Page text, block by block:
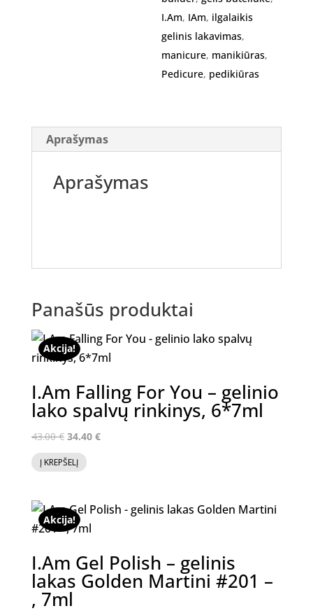
BLUE
CHROME,
15ml
I.Am, IAm, ilgalaikis
gelinis lakavimas,
manicure, manikiūras,
Pedicure, pedikiūras
Aprašymas
Aprašymas
Panašūs produktai
Akcija!
I.Am Falling For You – gelinio
lako spalvų rinkinys, 6*7ml
43.00€ Original
price
was:
34.40 €Current
Į KREPŠELĮ
Akcija!
I.Am Gel Polish – gelinis
lakas Golden Martini #201 –
, 7ml